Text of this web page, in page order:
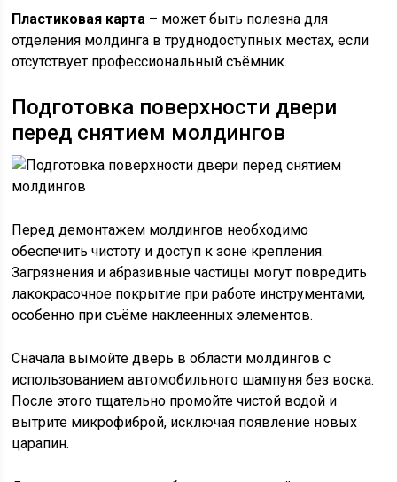
Пластиковая карта – может быть полезна для
отделения молдинга в труднодоступных местах, если
отсутствует профессиональный съёмник.
Подготовка поверхности двери
перед снятием молдингов
Перед демонтажем молдингов необходимо
обеспечить чистоту и доступ к зоне крепления.
Загрязнения и абразивные частицы могут повредить
лакокрасочное покрытие при работе инструментами,
особенно при съёме наклеенных элементов.
Сначала вымойте дверь в области молдингов с
использованием автомобильного шампуня без воска.
После этого тщательно промойте чистой водой и
вытрите микрофиброй, исключая появление новых
царапин.